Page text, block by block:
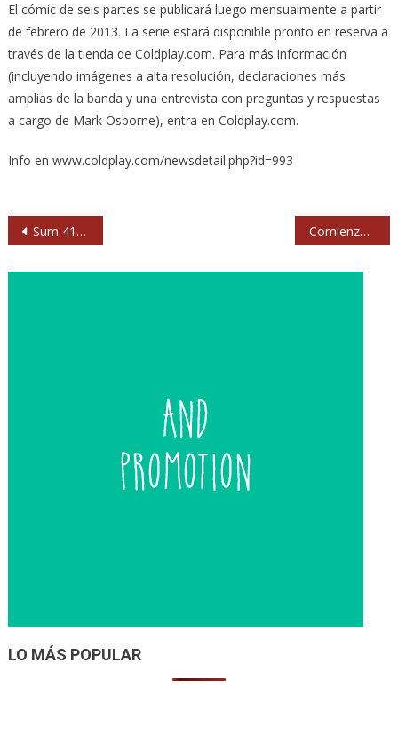
El cómic de seis partes se publicará luego mensualmente a partir
de febrero de 2013. La serie estará disponible pronto en reserva a
través de la tienda de Coldplay.com. Para más información
(incluyendo imágenes a alta resolución, declaraciones más
amplias de la banda y una entrevista con preguntas y respuestas
a cargo de Mark Osborne), entra en Coldplay.com.
Info en www.coldplay.com/newsdetail.php?id=993
Navegación
Sum 41 sustituyen a Pennywise en el Aúpa Lumbreiras Comienza MulaFest, primer Festival Internacional de Tendencias Urbanas de Madrid
LO MÁS POPULAR